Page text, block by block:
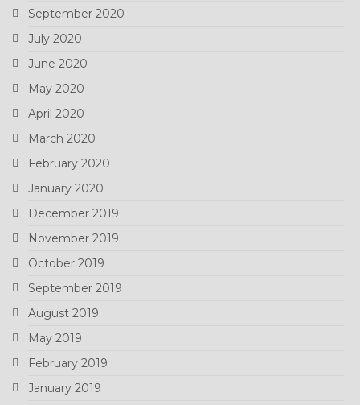
September 2020
July 2020
June 2020
May 2020
April 2020
March 2020
February 2020
January 2020
December 2019
November 2019
October 2019
September 2019
August 2019
May 2019
February 2019
January 2019